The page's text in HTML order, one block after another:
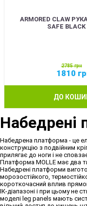
ARMORED CLAW
SAFE BLACK
2785грн
1810
ДО
Набедрені
Набедрена платформа - це
конструкцію з подвійним
прилягає до ноги і не
Платформа MOLLE має два
Набедрені платформи
морозостійкого,
короткочасний вплив
ІК-діапазоні і при цьому не
моделі leg panels мають